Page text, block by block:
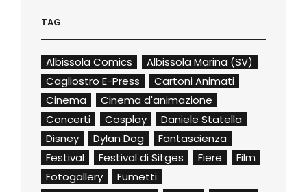
TAG
Albissola Comics
Albissola Marina (SV)
Cagliostro E-Press
Cartoni Animati
Cinema
Cinema d'animazione
Concerti
Cosplay
Daniele Statella
Disney
Dylan Dog
Fantascienza
Festival
Festival di Sitges Fiere
Film
Fotogallery
Fumetti